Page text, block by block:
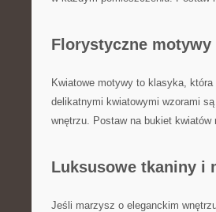
Florystyczne⁤
Kwiatowe motywy to klasyka,
⁤delikatnymi kwiatowymi ⁣wzorami
wnętrzu. ⁣Postaw na bukiet
Luksusowe tkaniny i
Jeśli​ marzysz o eleganckim